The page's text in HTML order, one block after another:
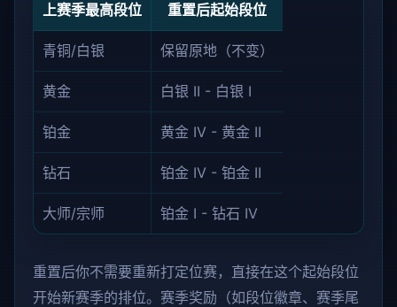
上赛季最高段位 重置后起始段位
青铜/白银 保留原地（不变）
黄金 白银 II - 白银 I
铂金 黄金 IV - 黄金 II
钻石 铂金 IV - 铂金 II
大师/宗师 铂金 I - 钻石 IV
重置后你不需要重新打定位赛，直接在这个起始段位
开始新赛季的排位。赛季奖励（如段位徽章、赛季尾